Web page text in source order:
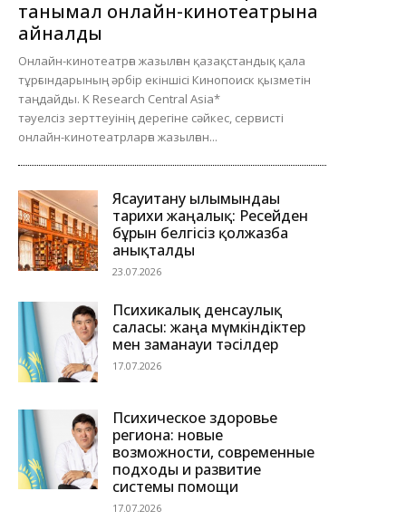
танымал онлайн-кинотеатрына
айналды
Онлайн-кинотеатрға жазылған қазақстандық қала
тұрғындарының әрбір екіншісі Кинопоиск қызметін
таңдайды. K Research Central Asia*
тәуелсіз зерттеуінің дерегіне сәйкес, сервисті
онлайн-кинотеатрларға жазылған...
Ясауитану ғылымындағы
тарихи жаңалық: Ресейден
бұрын белгісіз қолжазба
анықталды
23.07.2026
Психикалық денсаулық
саласы: жаңа мүмкіндіктер
мен заманауи тәсілдер
17.07.2026
Психическое здоровье
региона: новые
возможности, современные
подходы и развитие
системы помощи
17.07.2026